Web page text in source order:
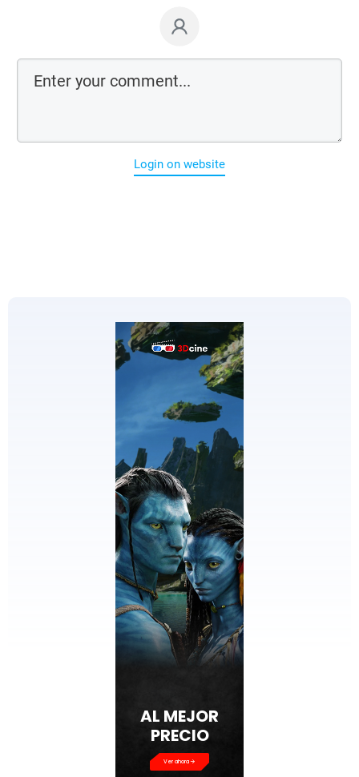
Login on website
AL MEJOR
PRECIO
Ver ahora